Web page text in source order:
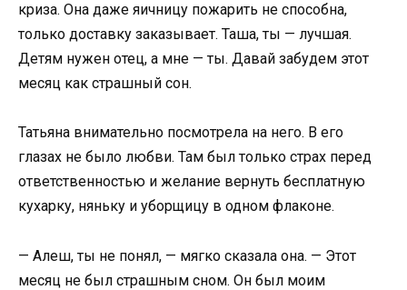
криза. Она даже яичницу пожарить не способна,
только доставку заказывает. Таша, ты — лучшая.
Детям нужен отец, а мне — ты. Давай забудем этот
месяц как страшный сон.
Татьяна внимательно посмотрела на него. В его
глазах не было любви. Там был только страх перед
ответственностью и желание вернуть бесплатную
кухарку, няньку и уборщицу в одном флаконе.
— Алеш, ты не понял, — мягко сказала она. — Этот
месяц не был страшным сном. Он был моим